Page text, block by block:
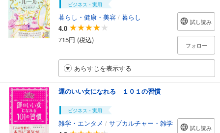
ビジネス・実用
暮らし・健康・美容 / 暮らし
4.0
715円 (税込)
試し読み
フォロー
あらすじを表示する
運のいい女になれる １０１の習慣
ビジネス・実用
雑学・エンタメ / サブカルチャー・雑学
試し読み